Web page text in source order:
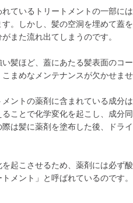
ているトリートメントの一部に
す。しかし、髪の空洞を埋めて蓋
また流れ出てしまうのです。
い髪ほど、蓋にあたる髪表面のコ
まめなメンテナンスが欠かせませ
ントの薬剤に含まれている成分
ることで化学変化を起こし、成分
際は髪に薬剤を塗布した後、ドラ
起こさせるため、薬剤には必ず
トメント」と呼ばれているのです。